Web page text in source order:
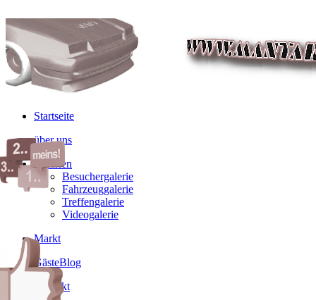
Startseite
über uns
Galerien
Besuchergalerie
Fahrzeuggalerie
Treffengalerie
Videogalerie
Markt
GästeBlog
Kontakt